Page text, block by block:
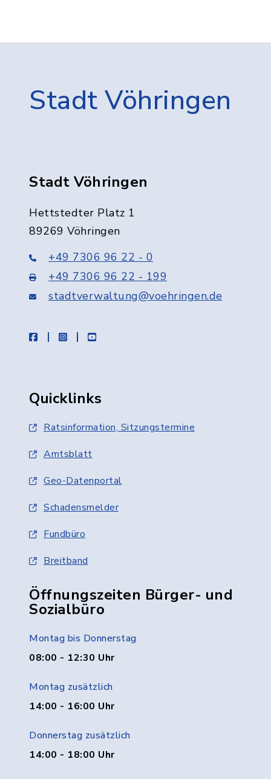
Stadt Vöhringen
Stadt Vöhringen
Hettstedter Platz 1
89269 Vöhringen
+49 7306 96 22 - 0
+49 7306 96 22 - 199
stadtverwaltung@voehringen.de
facebookinstagramyoutube
Quicklinks
Ratsinformation, Sitzungstermine
Amtsblatt
Geo-Datenportal
Schadensmelder
Fundbüro
Breitband
Öffnungszeiten Bürger- und
Sozialbüro
Montag bis Donnerstag
08:00 - 12:30 Uhr
Montag zusätzlich
14:00 - 16:00 Uhr
Donnerstag zusätzlich
14:00 - 18:00 Uhr